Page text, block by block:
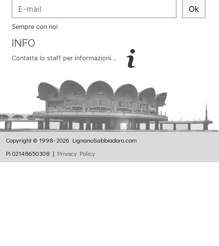
Ok
Sempre con noi
INFO
Contatta lo staff per informazioni...
Copyright © 1998- 2026 LignanoSabbiadoro.com
Pi 02148650308 | Privacy Policy